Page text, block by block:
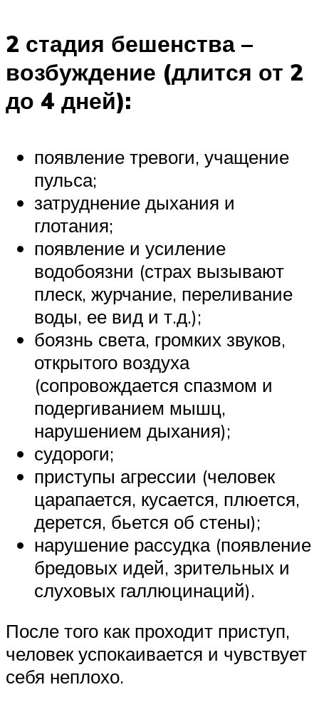
2 стадия бешенства –
возбуждение (длится от 2
до 4 дней):
появление тревоги, учащение
пульса;
затруднение дыхания и
глотания;
появление и усиление
водобоязни (страх вызывают
плеск, журчание, переливание
воды, ее вид и т.д.);
боязнь света, громких звуков,
открытого воздуха
(сопровождается спазмом и
подергиванием мышц,
нарушением дыхания);
судороги;
приступы агрессии (человек
царапается, кусается, плюется,
дерется, бьется об стены);
нарушение рассудка (появление
бредовых идей, зрительных и
слуховых галлюцинаций).
После того как проходит приступ,
человек успокаивается и чувствует
себя неплохо.